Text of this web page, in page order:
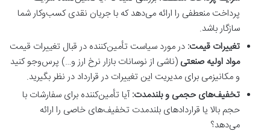
پرداخت منعطفی را ارائه می‌دهد که با جریان نقدی کسب‌وکار شما
سازگار باشد.
تغییرات قیمت: در مورد سیاست تأمین‌کننده در قبال تغییرات قیمت
مواد اولیه صنعتی (ناشی از نوسانات بازار نرخ ارز و…) پرس‌وجو کنید
و مکانیزمی برای مدیریت این تغییرات در قرارداد در نظر بگیرید.
تخفیف‌های حجمی و بلندمدت:آیا تأمین‌کننده برای سفارشات با
حجم بالا یا قراردادهای بلندمدت تخفیف‌های خاصی را ارائه
می‌دهد؟